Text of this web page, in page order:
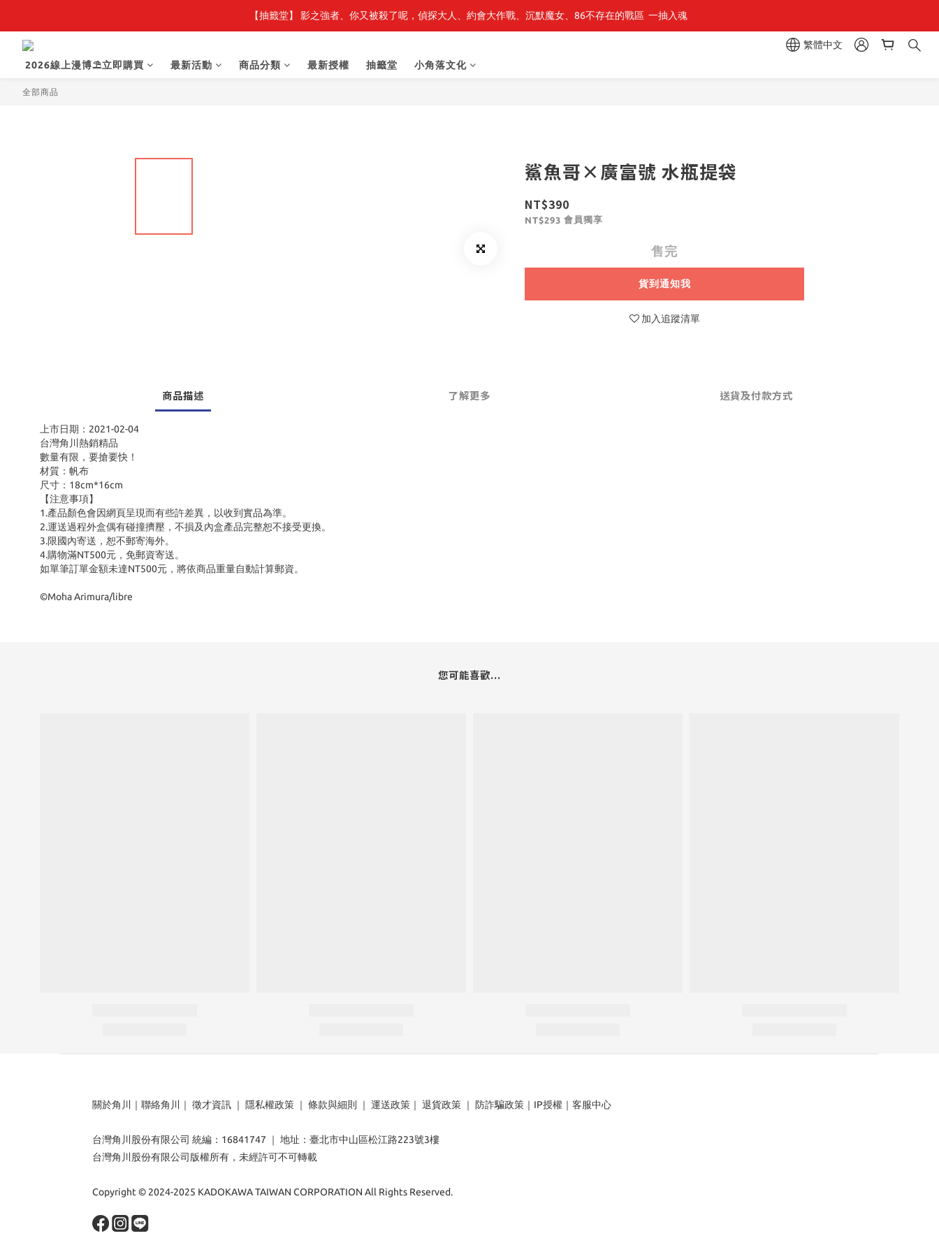
【轉生史萊姆】系列書展🌟系列小說 79 折，滿$389送「完節紀念明信片組」
【抽籤堂】 影之強者、你又被殺了呢，偵探大人、約會大作戰、沉默魔女、86不存在的戰區  一抽入魂
繁體中文
2026線上漫博⛱️立即購買
最新活動 商品分類 最新授權 抽籤堂 小角落文化
全部商品
鯊魚哥×廣富號 水瓶提袋
NT$390
NT$293 會員獨享
售完
貨到通知我
加入追蹤清單
商品描述 了解更多 送貨及付款方式
上市日期：2021-02-04
台灣角川熱銷精品
數量有限，要搶要快！
材質：帆布
尺寸：18cm*16cm
【注意事項】
1.產品顏色會因網頁呈現而有些許差異，以收到實品為準。
2.運送過程外盒偶有碰撞擠壓，不損及內盒產品完整恕不接受更換。
3.限國內寄送，恕不郵寄海外。
4.購物滿NT500元，免郵資寄送。
如單筆訂單金額未達NT500元，將依商品重量自動計算郵資。
©Moha Arimura/libre
您可能喜歡...
關於角川 ｜ 聯絡角川 ｜ 徵才資訊 ｜ 隱私權政策 ｜ 條款與細則 ｜ 運送政策 ｜ 退貨政策 ｜ 防詐騙政策 ｜ IP授權 ｜ 客服中心
台灣角川股份有限公司 統編：16841747 ｜ 地址：臺北市中山區松江路223號3樓
台灣角川股份有限公司版權所有，未經許可不可轉載
Copyright © 2024-2025 KADOKAWA TAIWAN CORPORATION All Rights Reserved.